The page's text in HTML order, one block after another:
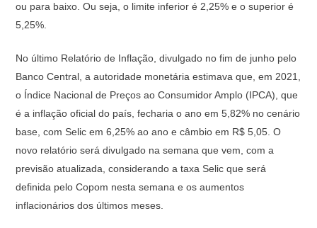
ou para baixo. Ou seja, o limite inferior é 2,25% e o superior é
5,25%.
No último Relatório de Inflação, divulgado no fim de junho pelo
Banco Central, a autoridade monetária estimava que, em 2021,
o Índice Nacional de Preços ao Consumidor Amplo (IPCA), que
é a inflação oficial do país, fecharia o ano em 5,82% no cenário
base, com Selic em 6,25% ao ano e câmbio em R$ 5,05. O
novo relatório será divulgado na semana que vem, com a
previsão atualizada, considerando a taxa Selic que será
definida pelo Copom nesta semana e os aumentos
inflacionários dos últimos meses.